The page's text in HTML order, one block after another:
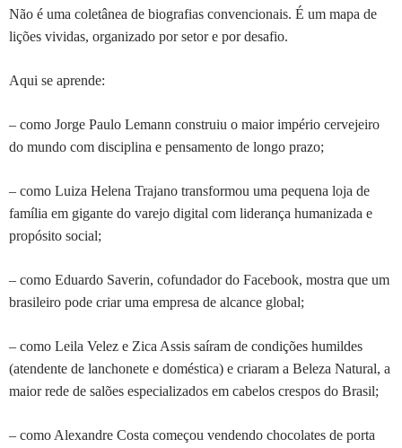
Não é uma coletânea de biografias convencionais. É um mapa de
lições vividas, organizado por setor e por desafio.
Aqui se aprende:
– como Jorge Paulo Lemann construiu o maior império cervejeiro
do mundo com disciplina e pensamento de longo prazo;
– como Luiza Helena Trajano transformou uma pequena loja de
família em gigante do varejo digital com liderança humanizada e
propósito social;
– como Eduardo Saverin, cofundador do Facebook, mostra que um
brasileiro pode criar uma empresa de alcance global;
– como Leila Velez e Zica Assis saíram de condições humildes
(atendente de lanchonete e doméstica) e criaram a Beleza Natural, a
maior rede de salões especializados em cabelos crespos do Brasil;
– como Alexandre Costa começou vendendo chocolates de porta